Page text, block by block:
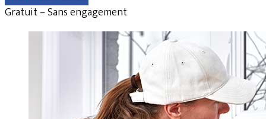
Gratuit – Sans engagement